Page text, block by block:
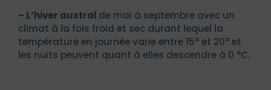
– L’hiver austral de mai à septembre avec un
climat à la fois froid et sec durant lequel la
température en journée varie entre 15° et 20° et
les nuits peuvent quant à elles descendre à 0 °C.